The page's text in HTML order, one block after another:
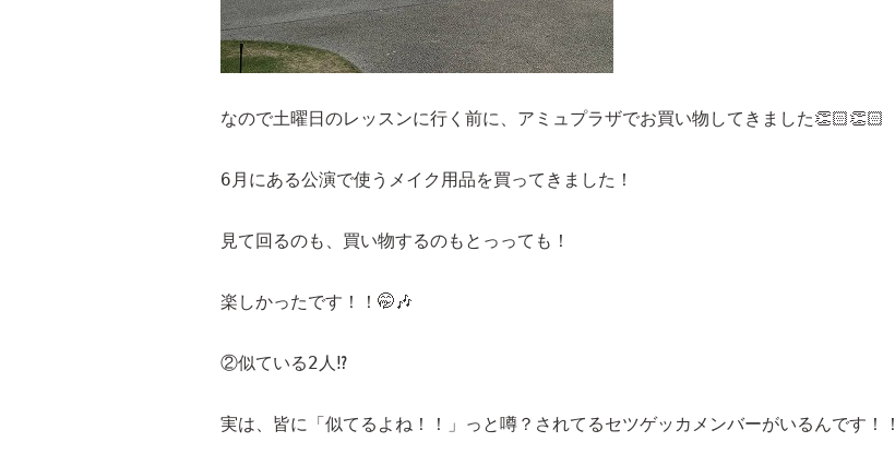
なので土曜日のレッスンに行く前に、アミュプラザでお買い物してきました👏🏻👏🏻
6月にある公演で使うメイク用品を買ってきました！
見て回るのも、買い物するのもとっっても！
楽しかったです！！🤭🎶
②似ている2人⁉️
実は、皆に「似てるよね！！」っと噂？されてるセツゲッカメンバーがいるんです！！